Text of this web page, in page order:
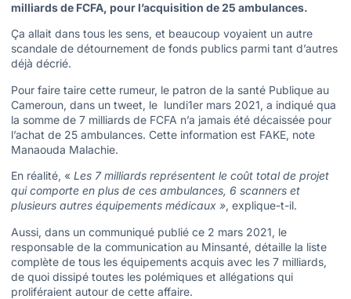
milliards de FCFA, pour l’acquisition de 25 ambulances.
Ça allait dans tous les sens, et beaucoup voyaient un autre
scandale de détournement de fonds publics parmi tant d’autres
déjà décrié.
Pour faire taire cette rumeur, le patron de la santé Publique au
Cameroun, dans un tweet, le lundi1er mars 2021, a indiqué qua
la somme de 7 milliards de FCFA n’a jamais été décaissée pour
l’achat de 25 ambulances. Cette information est FAKE, note
Manaouda Malachie.
En réalité, « Les 7 milliards représentent le coût total de projet
qui comporte en plus de ces ambulances, 6 scanners et
plusieurs autres équipements médicaux », explique-t-il.
Aussi, dans un communiqué publié ce 2 mars 2021, le
responsable de la communication au Minsanté, détaille la liste
complète de tous les équipements acquis avec les 7 milliards,
de quoi dissipé toutes les polémiques et allégations qui
proliféraient autour de cette affaire.